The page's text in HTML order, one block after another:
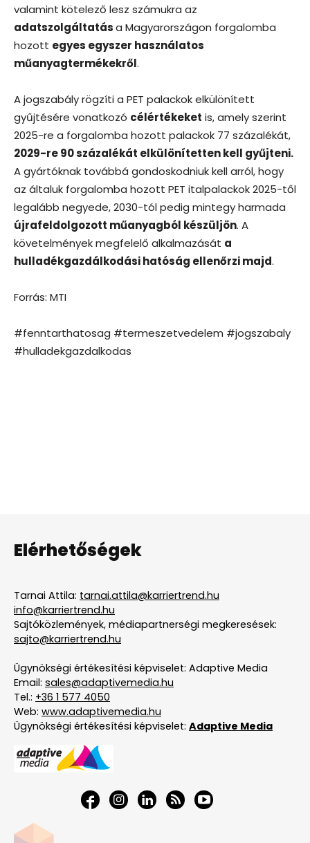
valamint kötelező lesz számukra az
adatszolgáltatása Magyarországon forgalomba
hozott egyes egyszer használatos
műanyagtermékekről.
A jogszabály rögzíti a PET palackok elkülönített
gyűjtésére vonatkozó célértékeket is, amely szerint
2025-re a forgalomba hozott palackok 77 százalékát,
2029-re 90 százalékát elkülönítetten kell gyűjteni.
A gyártóknak továbbá gondoskodniuk kell arról, hogy
az általuk forgalomba hozott PET italpalackok 2025-től
legalább negyede, 2030-tól pedig mintegy harmada
újrafeldolgozott műanyagból készüljön. A
követelmények megfelelő alkalmazását a
hulladékgazdálkodási hatóság ellenőrzi majd.
Forrás: MTI
#fenntarthatosag #termeszetvedelem #jogszabaly
#hulladekgazdalkodas
Elérhetőségek
Tarnai Attila: tarnai.attila@karriertrend.hu
info@karriertrend.hu
Sajtóközlemények, médiapartnerségi megkeresések:
sajto@karriertrend.hu
Ügynökségi értékesítési képviselet: Adaptive Media
Email: sales@adaptivemedia.hu
Tel.: +36 1 577 4050
Web: www.adaptivemedia.hu
Ügynökségi értékesítési képviselet: Adaptive Media